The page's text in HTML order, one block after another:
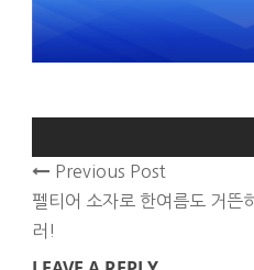
Previous Post
펠티어 소자로 한여름도 거뜬
러!